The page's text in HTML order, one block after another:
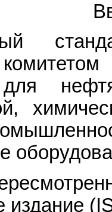
издание